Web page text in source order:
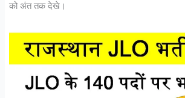
को अंत तक देखे।